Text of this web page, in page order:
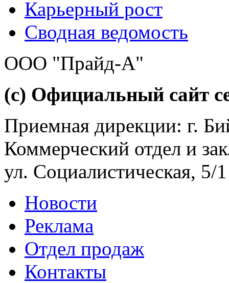
Карьерный рост
Сводная ведомость
ООО "Прайд-А"
(с) Официальный сайт
Приемная дирекции: г.
Коммерческий отдел и
ул. Социалистическая, 5/1
Новости
Реклама
Отдел продаж
Контакты